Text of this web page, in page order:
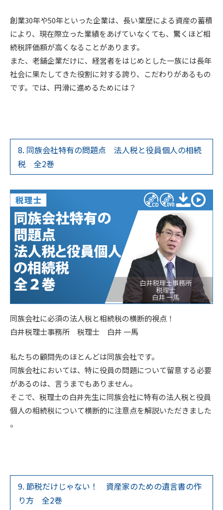
創業30年や50年といった企業は、長い業歴による資産の蓄積
により、現在際立った業績をあげていなくても、驚くほど相
続税評価額が高くなることがあります。
また、老舗企業だけに、経営者をはじめとした一族には長年
社会に果たしてきた役割に対する誇り、こだわりがあるもの
です。では、円滑に進めるためには？
8. 同族会社特有の問題点 法人税と役員個人の相続
税 全2巻
同族会社に必須の法人税と相続税の横断的視点！
白井税理士事務所 税理士 白井 一馬
私たちの顧問先のほとんどは同族会社です。
同族会社においては、特に役員の問題について留意する必要
があるのは、言うまでもありません。
そこで、税理士の白井先生に同族会社に特有の法人税と役員
個人の相続税について横断的に注意点を解説いただきました
。
9. 節税だけじゃない！ 資産家のための遺言書の作
り方 全2巻